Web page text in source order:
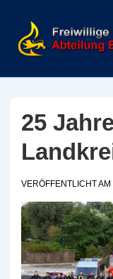
Inhalt
25
VERÖFFENTLICHT AM